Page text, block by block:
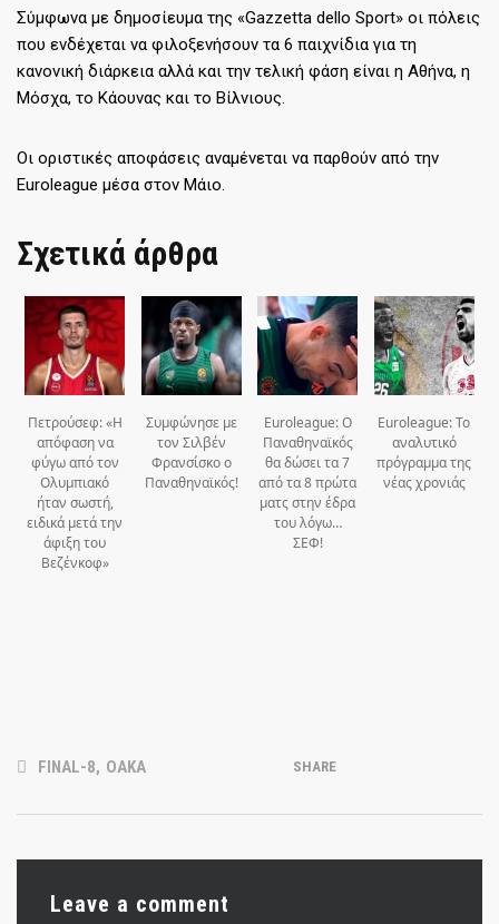
Σύμφωνα με δημοσίευμα της «Gazzetta dello Sport» οι πόλεις
που ενδέχεται να φιλοξενήσουν τα 6 παιχνίδια για τη
κανονική διάρκεια αλλά και την τελική φάση είναι η Αθήνα, η
Μόσχα, το Κάουνας και το Βίλνιους.
Οι οριστικές αποφάσεις αναμένεται να παρθούν από την
Euroleague μέσα στον Μάιο.
Σχετικά άρθρα
Πετρούσεφ: «Η
απόφαση να
φύγω από τον
Ολυμπιακό
ήταν σωστή,
ειδικά μετά την
άφιξη του
Βεζένκοφ»
Συμφώνησε με
τον Σιλβέν
Φρανσίσκο ο
Παναθηναϊκός!
Euroleague: Ο
Παναθηναϊκός
θα δώσει τα 7
από τα 8 πρώτα
ματς στην έδρα
του λόγω…
ΣΕΦ!
Euroleague: Το
αναλυτικό
πρόγραμμα της
νέας χρονιάς
FINAL-8, ΟΑΚΑ SHARE
Leave a comment